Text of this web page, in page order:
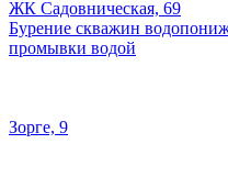
ЖК Садовническая, 69
Бурение скважин
промывки водой
Зорге, 9